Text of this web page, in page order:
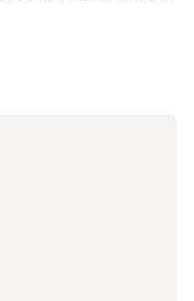
non-smoking and is